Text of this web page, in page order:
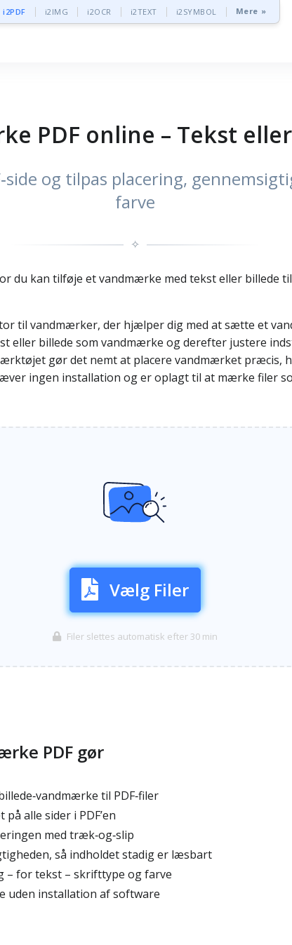
i2PDF i2IMG i2OCR i2TEXT i2SYMBOL Mere »
PDF online – Tekst
og tilpas placering,
farve
✧
du kan tilføje et vandmærke med tekst eller billede
til vandmærker, der hjælper dig med at sætte et
eller billede som vandmærke og derefter justere
gør det nemt at placere vandmærket præcis,
ingen installation og er oplagt til at mærke filer
Vælg Filer
Filer slettes automatisk efter 30 min
PDF gør
til PDF‑filer
alle sider i PDF’en
med træk‑og‑slip
så indholdet stadig er læsbart
for tekst – skrifttype og farve
uden installation af software